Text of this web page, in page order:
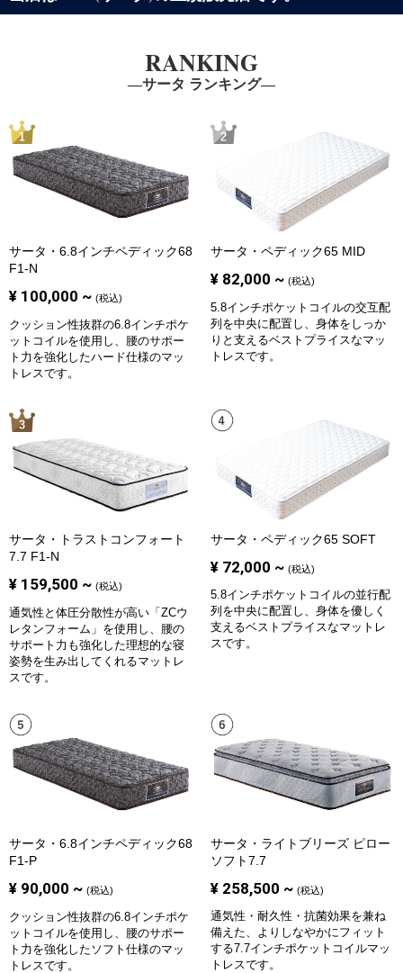
RANKING
―サータ ランキング―
サータ・6.8インチペディック68
F1-N
¥ 100,000 ~ (税込)
クッション性抜群の6.8インチポケ
ットコイルを使用し、腰のサポー
ト力を強化したハード仕様のマッ
トレスです。
サータ・ペディック65 MID
¥ 82,000 ~ (税込)
5.8インチポケットコイルの交互配
列を中央に配置し、身体をしっか
りと支えるベストプライスなマッ
トレスです。
サータ・トラストコンフォート
7.7 F1-N
¥ 159,500 ~ (税込)
通気性と体圧分散性が高い「ZCウ
レタンフォーム」を使用し、腰の
サポート力も強化した理想的な寝
姿勢を生み出してくれるマットレ
スです。
サータ・ペディック65 SOFT
¥ 72,000 ~ (税込)
5.8インチポケットコイルの並行配
列を中央に配置し、身体を優しく
支えるベストプライスなマットレ
スです。
サータ・6.8インチペディック68
F1-P
¥ 90,000 ~ (税込)
クッション性抜群の6.8インチポケ
ットコイルを使用し、腰のサポー
ト力を強化したソフト仕様のマッ
トレスです。
サータ・ライトブリーズ ピロー
ソフト7.7
¥ 258,500 ~ (税込)
通気性・耐久性・抗菌効果を兼ね
備えた、よりしなやかにフィット
する7.7インチポケットコイルマッ
トレスです。